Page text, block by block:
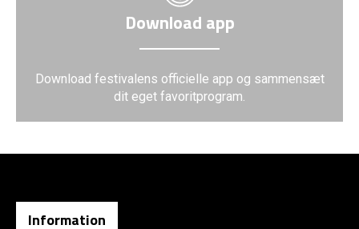
Download app
Download festivalens officielle app og sammensæt
dit eget favoritprogram.
Information